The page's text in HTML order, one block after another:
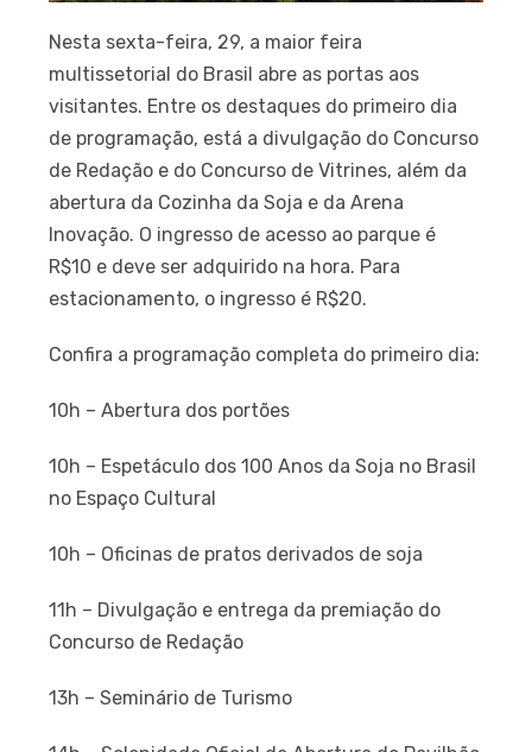
Nesta sexta-feira, 29, a maior feira
multissetorial do Brasil abre as portas aos
visitantes. Entre os destaques do primeiro dia
de programação, está a divulgação do Concurso
de Redação e do Concurso de Vitrines, além da
abertura da Cozinha da Soja e da Arena
Inovação. O ingresso de acesso ao parque é
R$10 e deve ser adquirido na hora. Para
estacionamento, o ingresso é R$20.
Confira a programação completa do primeiro dia:
10h – Abertura dos portões
10h – Espetáculo dos 100 Anos da Soja no Brasil
no Espaço Cultural
10h – Oficinas de pratos derivados de soja
11h – Divulgação e entrega da premiação do
Concurso de Redação
13h – Seminário de Turismo